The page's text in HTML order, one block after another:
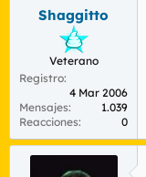
Shaggitto
Veterano
Registro
4 Mar 2006
Mensajes
1.039
Reacciones
0